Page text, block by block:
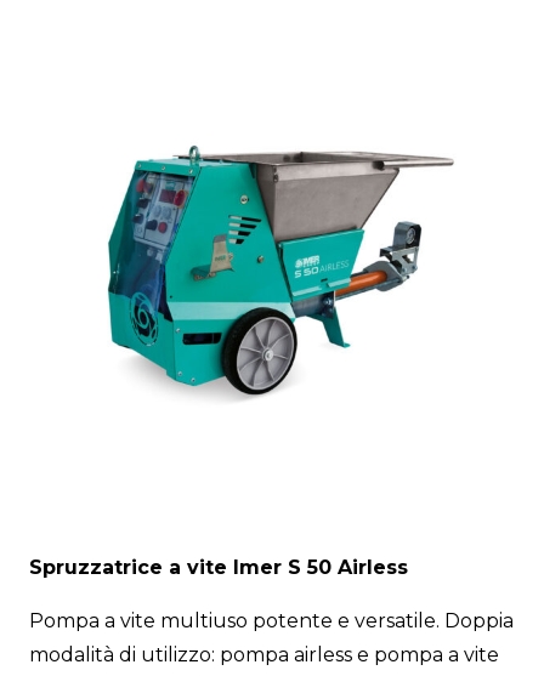
Spruzzatrice a vite Imer S 50 Airless
Pompa a vite multiuso potente e versatile. Doppia
modalità di utilizzo: pompa airless e pompa a vite